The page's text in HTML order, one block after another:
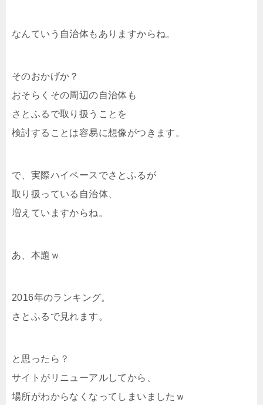
なんていう自治体もありますからね。
そのおかげか？
おそらくその周辺の自治体も
さとふるで取り扱うことを
検討することは容易に想像がつきます。
で、実際ハイペースでさとふるが
取り扱っている自治体、
増えていますからね。
あ、本題ｗ
2016年のランキング。
さとふるで見れます。
と思ったら？
サイトがリニューアルしてから、
場所がわからなくなってしまいましたｗ